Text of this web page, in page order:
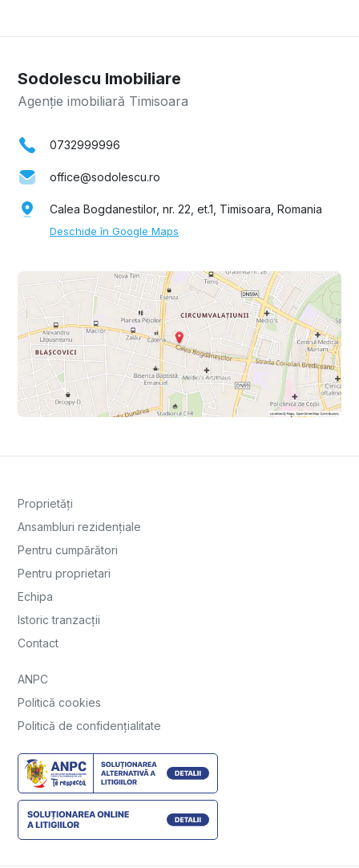
Sodolescu Imobiliare
Agenție imobiliară Timisoara
0732999996
office@sodolescu.ro
Calea Bogdanestilor, nr. 22, et.1, Timisoara, Romania
Deschide în Google Maps
Proprietăți
Ansambluri rezidențiale
Pentru cumpărători
Pentru proprietari
Echipa
Istoric tranzacții
Contact
ANPC
Politică cookies
Politică de confidențialitate